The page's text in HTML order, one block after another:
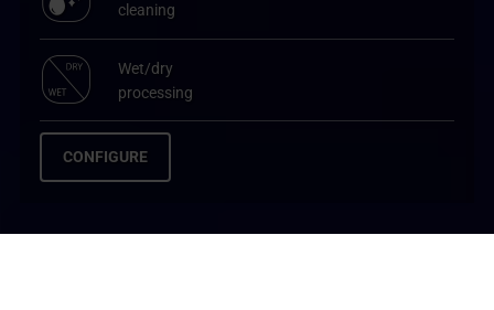
cleaning
Wet/dry
processing
CONFIGURE